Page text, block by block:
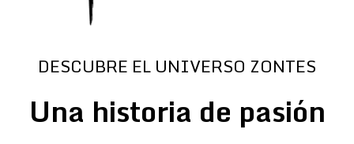
DESCUBRE EL UNIVERSO ZONTES
Una historia de pasión